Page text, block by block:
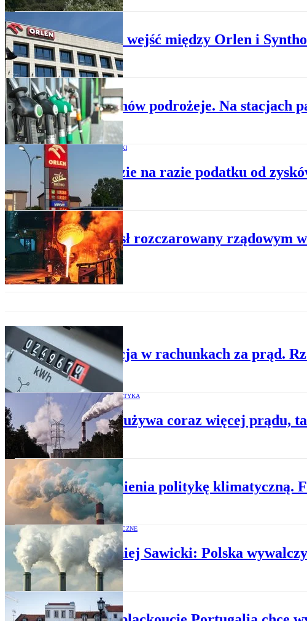
PFR ma wejść między Orlen i
CENY ENERGII
Diesel znów podrożeje. Na stacjach
BUDŻET I PODATKI
Nie będzie na razie podatku od
CENY ENERGII
Przemysł rozczarowany rządowym
CENY ENERGII
Rewolucja w rachunkach za prąd.
ELEKTROENERGETYKA
Polska zużywa coraz więcej prądu,
CO2
Unia zmienia politykę klimatyczną.
OPINIE EKONOMICZNE
Bartłomiej Sawicki: Polska